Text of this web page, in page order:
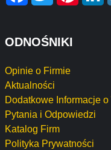
ODNOŚNIKI
Opinie o Firmie
Aktualności
Dodatkowe Informacje
Pytania i Odpowiedzi
Katalog Firm
Polityka Prywatności